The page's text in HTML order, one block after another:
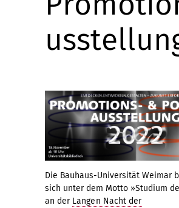
Die Bauhaus-Universität Weimar
sich unter dem Motto »Studium
an der Langen Nacht der